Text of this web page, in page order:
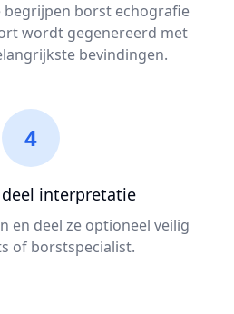
begrijpen borst echografie
wordt gegenereerd met
bevindingen.
4
interpretatie
en deel ze optioneel veilig
of borstspecialist.